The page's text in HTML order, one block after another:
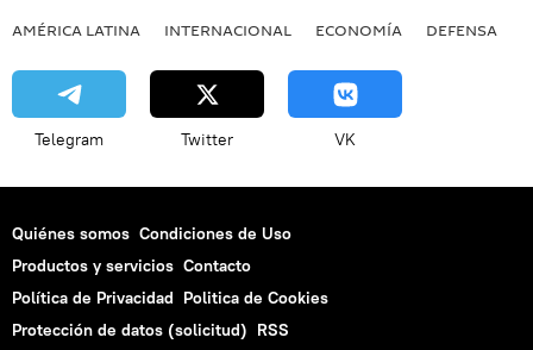
AMÉRICA LATINA INTERNACIONAL ECONOMÍA DEFENSA
Telegram Twitter VK
Quiénes somos Condiciones de Uso
Productos y servicios Contacto
Política de Privacidad Politica de Cookies
Protección de datos (solicitud) RSS